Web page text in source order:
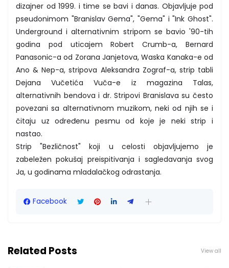
dizajner od 1999. i time se bavi i danas. Objavljuje pod
pseudonimom "Branislav Gema", "Gema" i "Ink Ghost".
Underground i alternativnim stripom se bavio '90-tih
godina pod uticajem Robert Crumb-a, Bernard
Panasonic-a od Zorana Janjetova, Waska Kanaka-e od
Ano & Nep-a, stripova Aleksandra Zograf-a, strip tabli
Dejana Vučetića Vuča-e iz magazina Talas,
alternativnih bendova i dr. Stripovi Branislava su često
povezani sa alternativnom muzikom, neki od njih se i
čitaju uz određenu pesmu od koje je neki strip i
nastao.
Strip "Bezličnost" koji u celosti objavljujemo je
zabeležen pokušaj preispitivanja i sagledavanja svog
Ja, u godinama mladalačkog odrastanja.
Facebook
Related Posts View all